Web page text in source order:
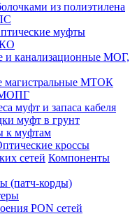
из полиэтилена
муфты
и канализационные МОГ,
магистральные МТОК
муфт и запаса кабеля
муфт в грунт
к муфтам
кроссы
Компоненты
(патч-корды)